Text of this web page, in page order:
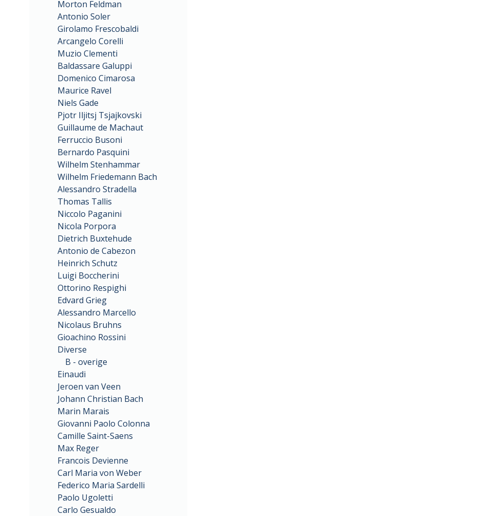
Morton Feldman
Antonio Soler
Girolamo Frescobaldi
Arcangelo Corelli
Muzio Clementi
Baldassare Galuppi
Domenico Cimarosa
Maurice Ravel
Niels Gade
Pjotr Iljitsj Tsjajkovski
Guillaume de Machaut
Ferruccio Busoni
Bernardo Pasquini
Wilhelm Stenhammar
Wilhelm Friedemann Bach
Alessandro Stradella
Thomas Tallis
Niccolo Paganini
Nicola Porpora
Dietrich Buxtehude
Antonio de Cabezon
Heinrich Schutz
Luigi Boccherini
Ottorino Respighi
Edvard Grieg
Alessandro Marcello
Nicolaus Bruhns
Gioachino Rossini
Diverse
B - overige
Einaudi
Jeroen van Veen
Johann Christian Bach
Marin Marais
Giovanni Paolo Colonna
Camille Saint-Saens
Max Reger
Francois Devienne
Carl Maria von Weber
Federico Maria Sardelli
Paolo Ugoletti
Carlo Gesualdo